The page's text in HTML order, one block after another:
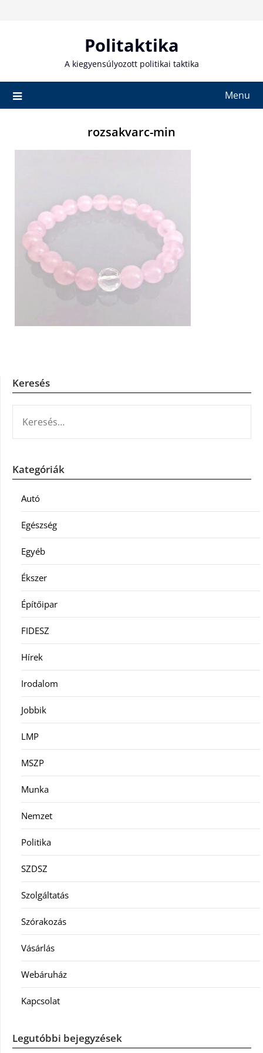
Politaktika
A kiegyensúlyozott politikai taktika
Menu
rozsakvarc-min
Keresés
Kategóriák
Autó
Egészség
Egyéb
Ékszer
Építőipar
FIDESZ
Hírek
Irodalom
Jobbik
LMP
MSZP
Munka
Nemzet
Politika
SZDSZ
Szolgáltatás
Szórakozás
Vásárlás
Webáruház
Kapcsolat
Legutóbbi bejegyzések